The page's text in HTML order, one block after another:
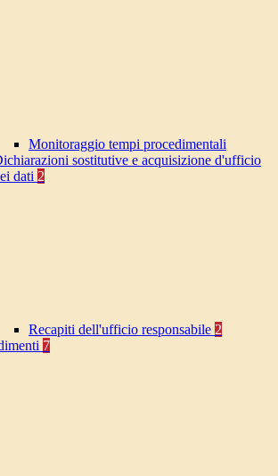
Monitoraggio tempi procedimentali
sostitutive e acquisizione d'ufficio
dati 2
Recapiti dell'ufficio responsabile 2
7